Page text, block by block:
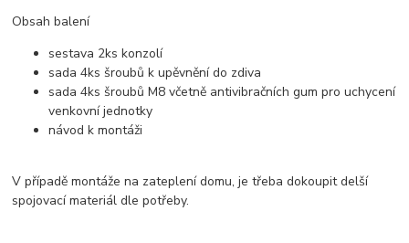
Obsah balení
sestava 2ks konzolí
sada 4ks šroubů k upěvnění do zdiva
sada 4ks šroubů M8 včetně antivibračních gum pro uchycení
venkovní jednotky
návod k montáži
V případě montáže na zateplení domu, je třeba dokoupit delší
spojovací materiál dle potřeby.